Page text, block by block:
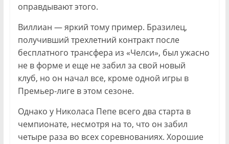
оправдывают этого.
Виллиан — яркий тому пример. Бразилец,
получивший трехлетний контракт после
бесплатного трансфера из «Челси», был ужасно
не в форме и еще не забил за свой новый
клуб, но он начал все, кроме одной игры в
Премьер-лиге в этом сезоне.
Однако у Николаса Пепе всего два старта в
чемпионате, несмотря на то, что он забил
четыре раза во всех соревнованиях. Хорошие